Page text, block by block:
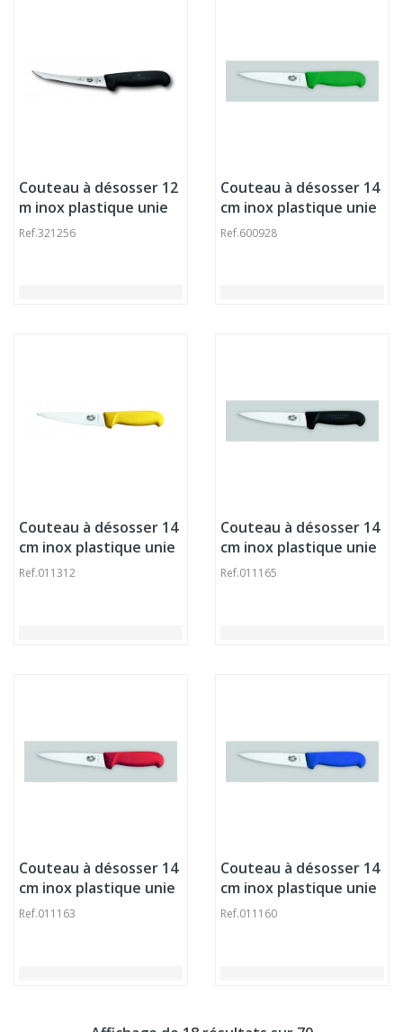
Couteau à désosser 12
m inox plastique unie
Fibrox Victorinox
Ref.321256
Couteau à désosser 14
cm inox plastique unie
Fibrox Victorinox
Ref.600928
Couteau à désosser 14
cm inox plastique unie
Fibrox Victorinox
Ref.011312
Couteau à désosser 14
cm inox plastique unie
Fibrox Victorinox
Ref.011165
Couteau à désosser 14
cm inox plastique unie
Fibrox Victorinox
Ref.011163
Couteau à désosser 14
cm inox plastique unie
Fibrox Victorinox
Ref.011160